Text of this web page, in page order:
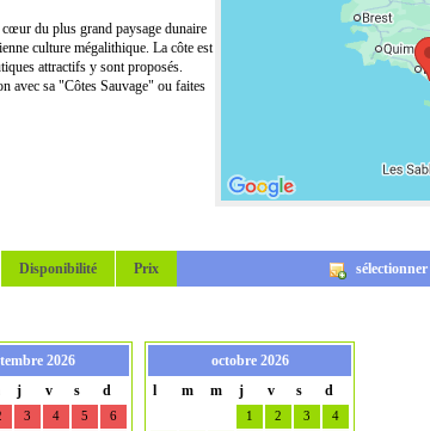
du plus grand paysage dunaire
culture mégalithique. La côte est
attractifs y sont proposés.
avec sa "Côtes Sauvage" ou faites
Disponibilité Prix sélectionner
2026
j v s d
3 4 5
6
octobre 2026
l
m m j v s d
1 2 3
4